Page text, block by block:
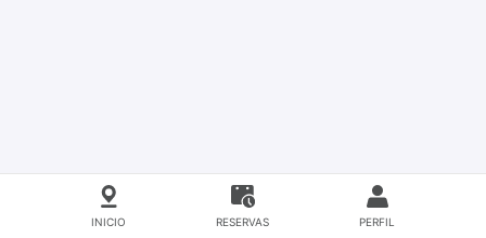
INICIO RESERVAS PERFIL